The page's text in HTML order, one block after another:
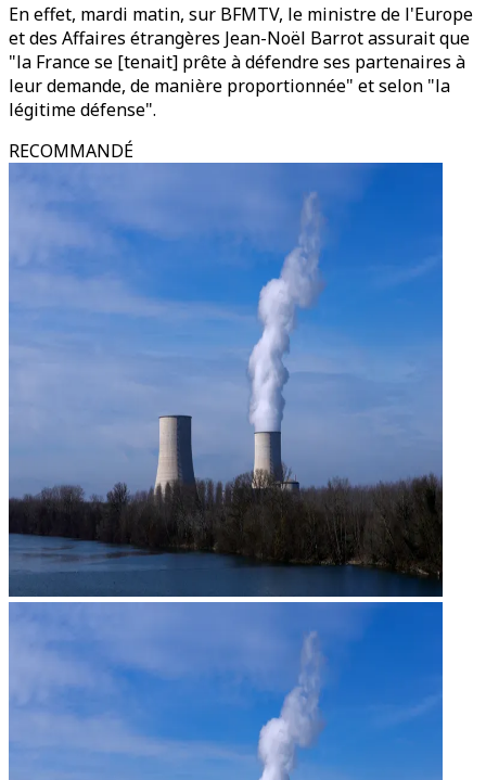
En effet, mardi matin, sur BFMTV, le ministre de l'Europe
et des Affaires étrangères Jean-Noël Barrot assurait que
"la France se [tenait] prête à défendre ses partenaires à
leur demande, de manière proportionnée" et selon "la
légitime défense".
RECOMMANDÉ